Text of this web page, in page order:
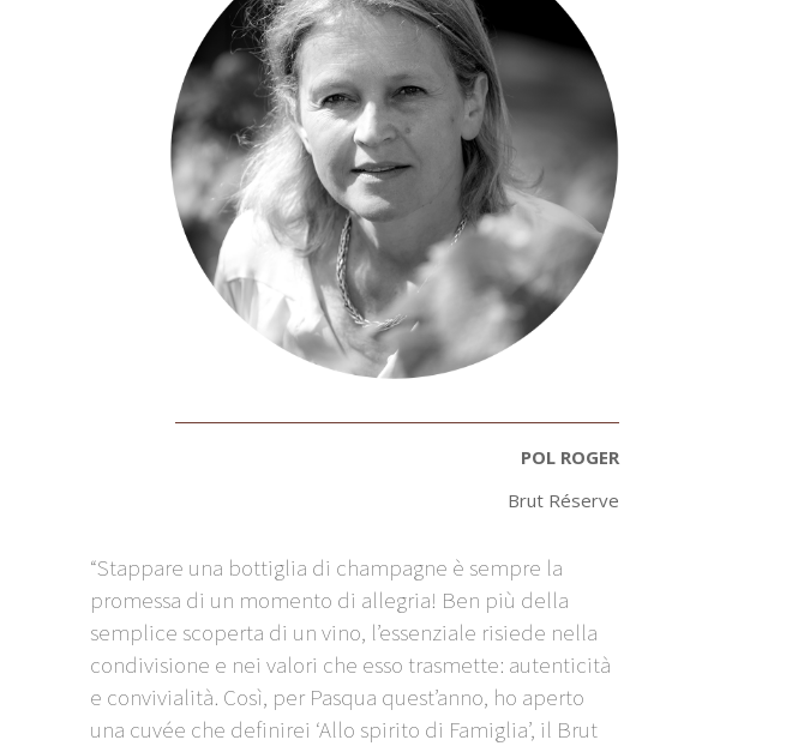
POL ROGER
Brut Réserve
“Stappare una bottiglia di champagne è sempre la
promessa di un momento di allegria! Ben più della
semplice scoperta di un vino, l’essenziale risiede nella
condivisione e nei valori che esso trasmette: autenticità
e convivialità. Così, per Pasqua quest’anno, ho aperto
una cuvée che definirei ‘Allo spirito di Famiglia’, il Brut